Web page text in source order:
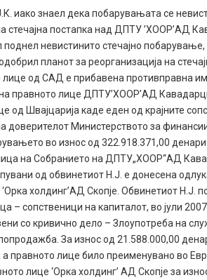
иако знаел дека побарувањата се
постапка над ДПТУ ’ХООР’АД
невистинито стечајно
планот за реорганизација на
од САД е прибавена противправна
правното лице ДПТУ’ХООР’АД
од Швајцарија каде еден од крајните
доверителот Министерството за
во износ од 322.918.371,00
на Собранието на ДПТУ„ХООР“АД
од обвинетиот Н.Ј. е донесена
холдинг’АД Скопје. Обвинетиот Н.Ј.
– сопственици на капиталот, во јули
со кривично дело – Злоупотреба на
За износ од 21.588.000,00
правното лице било преименувано во
лице ‘Орка холдинг’ АД Скопје за